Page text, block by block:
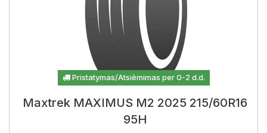
Pristatymas/Atsiėmimas per 0-2 d.d.
Maxtrek MAXIMUS M2 2025 215/60R16
95H